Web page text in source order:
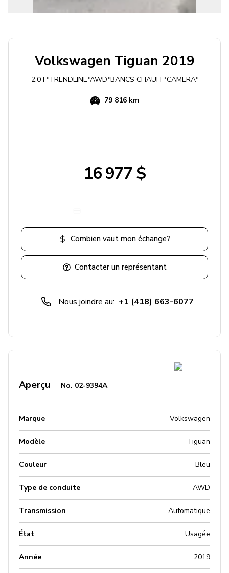
Volkswagen Tiguan 2019
2.0T*TRENDLINE*AWD*BANCS CHAUFF*CAMERA*
79 816 km
16 977 $
Combien vaut mon échange?
Contacter un représentant
Nous joindre au: +1 (418) 663-6077
Aperçu No. 02-9394A
Marque Volkswagen
Modèle Tiguan
Couleur Bleu
Type de conduite AWD
Transmission Automatique
État Usagée
Année 2019